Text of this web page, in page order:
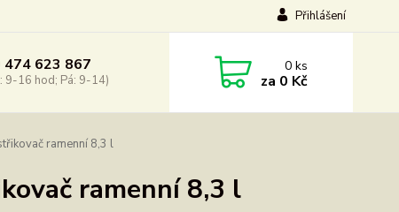
Přihlášení
474 623 867
9-16 hod; Pá: 9-14)
0ks
za 0 Kč
ramenní 8,3 l
ramenní 8,3 l